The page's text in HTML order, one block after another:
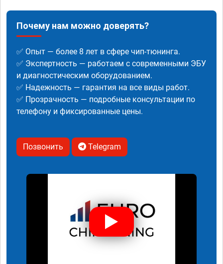
Почему нам можно доверять?
✅ Опыт — более 8 лет в сфере чип-тюнинга.
✅ Экспертность — работаем с современными ЭБУ
и диагностическим оборудованием.
✅ Надежность — гарантия на все виды работ.
✅ Прозрачность — подробные консультации по
телефону и фиксированные цены.
Позвонить Telegram